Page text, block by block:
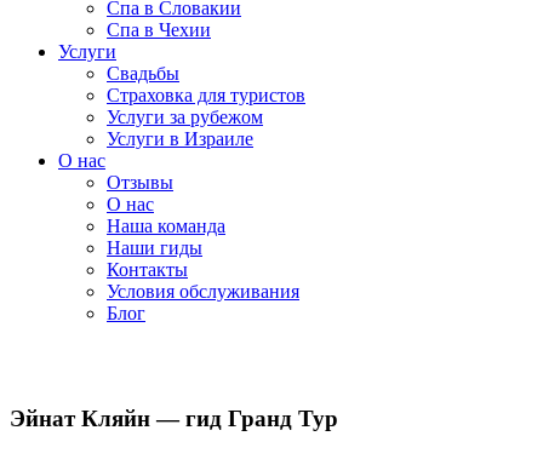
Спа в Словакии
Спа в Чехии
Услуги
Свадьбы
Страховка для туристов
Услуги за рубежом
Услуги в Израиле
О нас
Отзывы
О нас
Наша команда
Наши гиды
Контакты
Условия обслуживания
Блог
Эйнат Кляйн — гид Гранд Тур